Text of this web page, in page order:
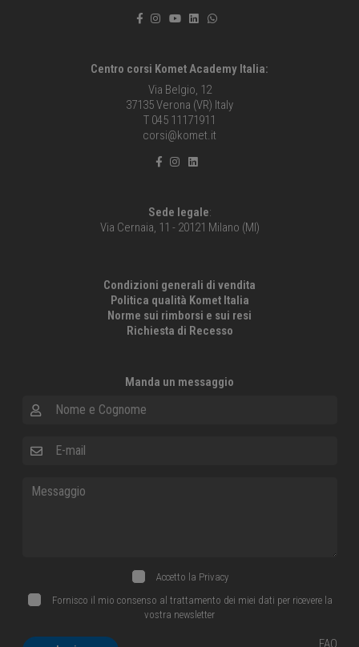
Centro corsi Komet Academy Italia:
Via Belgio, 12
37135 Verona (VR) Italy
T 045 11171911
corsi@komet.it
Sede legale:
Via Cernaia, 11 - 20121 Milano (MI)
Condizioni generali di vendita
Politica qualità Komet Italia
Norme sui rimborsi e sui resi
Richiesta di Recesso
Manda un messaggio
Accetto la Privacy
Fornisco il mio consenso al trattamento dei miei dati per ricevere la
vostra newsletter
FAQ